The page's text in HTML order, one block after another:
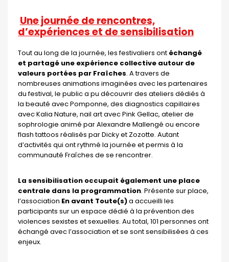
Une journée de rencontres,
d’expériences et de sensibilisation
Tout au long de la journée, les festivaliers ont échangé
et partagé une expérience collective autour de
valeurs portées par Fraîches. A travers de
nombreuses animations imaginées avec les partenaires
du festival, le public a pu découvrir des ateliers dédiés à
la beauté avec Pomponne, des diagnostics capillaires
avec Kalia Nature, nail art avec Pink Gellac, atelier de
sophrologie animé par Alexandre Mallengé ou encore
flash tattoos réalisés par Dicky et Zozotte. Autant
d’activités qui ont rythmé la journée et permis à la
communauté Fraîches de se rencontrer.
La sensibilisation occupait également une place
centrale dans la programmation. Présente sur place,
l’association En avant Toute(s)a accueilli les
participants sur un espace dédié à la prévention des
violences sexistes et sexuelles. Au total, 101 personnes ont
échangé avec l’association et se sont sensibilisées à ces
enjeux.